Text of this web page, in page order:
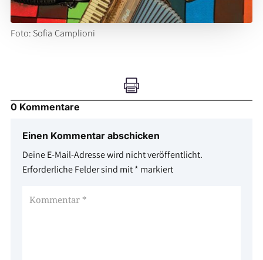
Foto: Sofia Camplioni

0 Kommentare
Einen Kommentar abschicken
Deine E-Mail-Adresse wird nicht veröffentlicht.
Erforderliche Felder sind mit* markiert